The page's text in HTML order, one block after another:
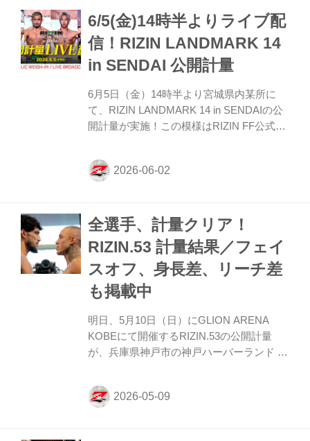
よう！ 契約体重変更のお知らせ 第5試
合：“ブラックパンサー”ベイノア vs. 芳賀
ビラル海 71.00kg契約 → 71.10kgキャッチ
ウェイト 変更理由と決定事項 第5試合の“ブ
について、本日行われた...
6/5(金)14時半よりライブ配
信！RIZIN LANDMARK 14
in SENDAI 公開計量
6月5日（金）14時半より宮城県内某所に
て、RIZIN LANDMARK 14 in SENDAIの公
開計量が実施！この模様はRIZIN FF公式
翌日に控えたファイター達の鍛え上げられ
た肉体、そして張りつめた空気の中で行わ
SENDAI 公開計量 概要 配信日時 2026年6
月5日（金）14時半〜 YouTubeライブ配信
Youtubeチャンネルでは、記者会見のLIVE
配信や試合動画、選手のインタビュー動画
など様々なコンテンツを随時アップロ...
全選手、計量クリア！
RIZIN.53 計量結果／フェイ
スオフ、身長差、リーチ差
も掲載中
明日、5月10日（日）にGLION ARENA
KOBEにて開催するRIZIN.53の公開計量
が、兵庫県神戸市の神戸ハーバーランド ス
スコミ、そして公開計量を観覧しに来たフ
ァンが見つめる中、フェイスオフが行われ